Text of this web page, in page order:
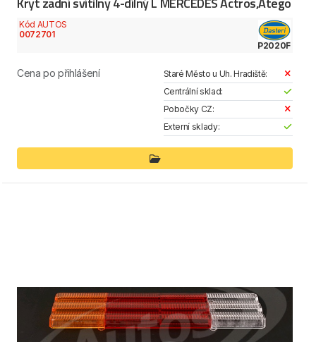
Kód AUTOS
0072701
P2020F
Cena po přihlášení
Staré Město u Uh. Hradiště:
Centrální sklad:
Pobočky CZ:
Externí sklady: